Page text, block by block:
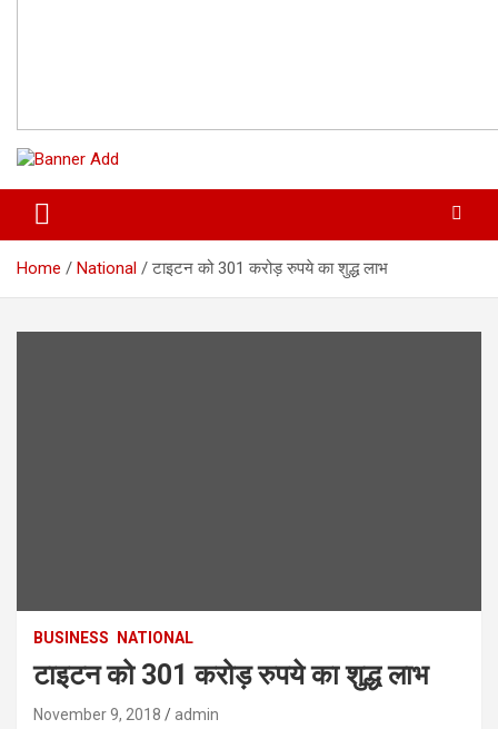
Home National टाइटन को 301 करोड़ रुपये का शुद्ध लाभ
BUSINESS NATIONAL
टाइटन को 301 करोड़ रुपये का शुद्ध लाभ
November 9, 2018 admin